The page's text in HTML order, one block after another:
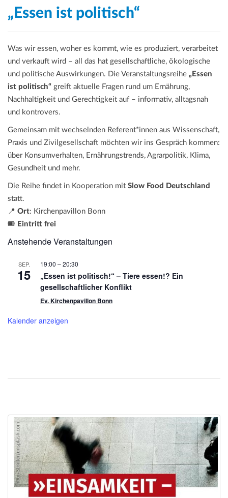
„Essen ist politisch“
Was wir essen, woher es kommt, wie es produziert, verarbeitet
und verkauft wird – all das hat gesellschaftliche, ökologische
und politische Auswirkungen. Die Veranstaltungsreihe „Essen
ist politisch“ greift aktuelle Fragen rund um Ernährung,
Nachhaltigkeit und Gerechtigkeit auf – informativ, alltagsnah
und kontrovers.
Gemeinsam mit wechselnden Referent*innen aus Wissenschaft,
Praxis und Zivilgesellschaft möchten wir ins Gespräch kommen:
über Konsumverhalten, Ernährungstrends, Agrarpolitik, Klima,
Gesundheit und mehr.
Die Reihe findet in Kooperation mit Slow Food Deutschland
statt.
📍 Ort: Kirchenpavillon Bonn
🎟️ Eintritt frei
Anstehende Veranstaltungen
SEP.
15
19:00 –20:30
„Essen ist politisch!“ – Tiere essen!? Ein
gesellschaftlicher Konflikt
Ev. Kirchenpavillon Bonn
Kalender anzeigen